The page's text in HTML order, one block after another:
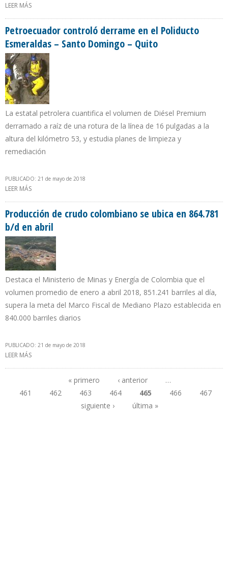
LEER MÁS
Petroecuador controló derrame en el Poliducto
Esmeraldas – Santo Domingo – Quito
La estatal petrolera cuantifica el volumen de Diésel Premium
derramado a raíz de una rotura de la línea de 16 pulgadas a la
altura del kilómetro 53, y estudia planes de limpieza y
remediación
PUBLICADO: 21 de mayo de 2018
LEER MÁS
Producción de crudo colombiano se ubica en 864.781
b/d en abril
Destaca el Ministerio de Minas y Energía de Colombia que el
volumen promedio de enero a abril 2018, 851.241 barriles al día,
supera la meta del Marco Fiscal de Mediano Plazo establecida en
840.000 barriles diarios
PUBLICADO: 21 de mayo de 2018
LEER MÁS
Páginas
« primero ‹ anterior
…
461
462 463 464 465 466
467
siguiente ›
última »